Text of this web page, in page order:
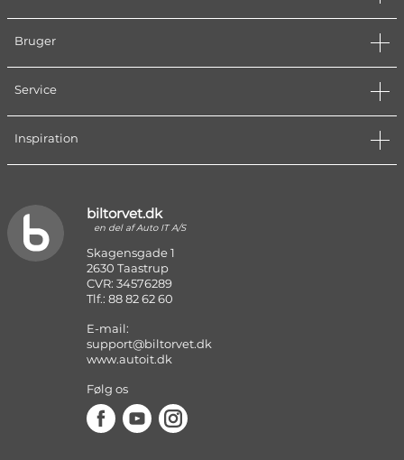
Bruger
Service
Inspiration
biltorvet.dk
en del af Auto IT A/S
Skagensgade 1
2630 Taastrup
CVR: 34576289
Tlf.: 88 82 62 60
E-mail:
support@biltorvet.dk
www.autoit.dk
Følg os